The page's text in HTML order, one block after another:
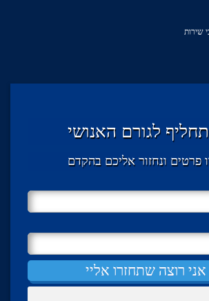
שירות
לגורם האנושי
פרטים ונחזור אליכם בהקדם
אני רוצה שתחזרו אליי